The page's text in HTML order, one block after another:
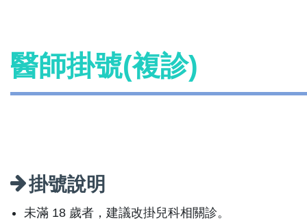
醫師掛號(複診)
掛號說明
未滿 18 歲者，建議改掛兒科相關診。